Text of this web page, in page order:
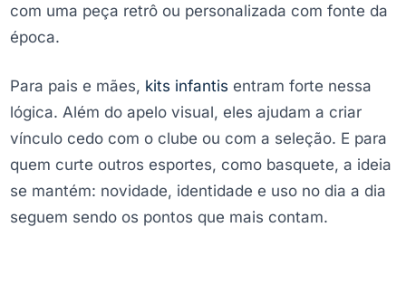
com uma peça retrô ou personalizada com fonte da
época.
Para pais e mães, kits infantis entram forte nessa
lógica. Além do apelo visual, eles ajudam a criar
vínculo cedo com o clube ou com a seleção. E para
quem curte outros esportes, como basquete, a ideia
se mantém: novidade, identidade e uso no dia a dia
seguem sendo os pontos que mais contam.